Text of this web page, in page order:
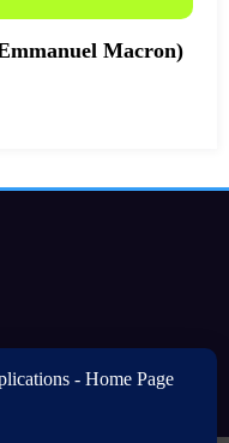
Macron)